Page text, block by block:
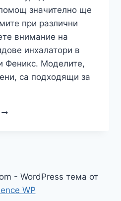
значително ще
при различни
внимание на
инхалатори в
Феникс. Моделите,
са подходящи за
ИНХАЛАТОР?
- WordPress тема от
WP